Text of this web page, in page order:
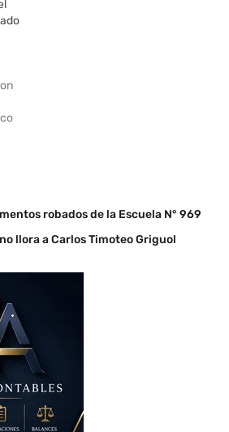
de
robados de la Escuela N° 969
llora a Carlos Timoteo Griguol